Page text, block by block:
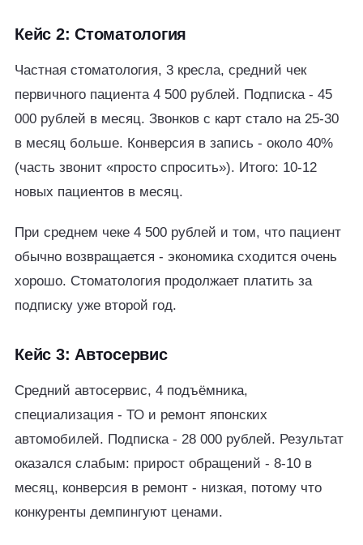
Кейс 2: Стоматология
Частная стоматология, 3 кресла, средний чек
первичного пациента 4 500 рублей. Подписка - 45
000 рублей в месяц. Звонков с карт стало на 25-30
в месяц больше. Конверсия в запись - около 40%
(часть звонит «просто спросить»). Итого: 10-12
новых пациентов в месяц.
При среднем чеке 4 500 рублей и том, что пациент
обычно возвращается - экономика сходится очень
хорошо. Стоматология продолжает платить за
подписку уже второй год.
Кейс 3: Автосервис
Средний автосервис, 4 подъёмника,
специализация - ТО и ремонт японских
автомобилей. Подписка - 28 000 рублей. Результат
оказался слабым: прирост обращений - 8-10 в
месяц, конверсия в ремонт - низкая, потому что
конкуренты демпингуют ценами.